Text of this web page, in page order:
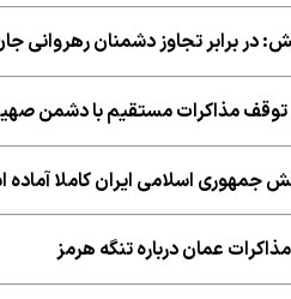
در برابر تجاوز دشمنان رهروانی
توقف مذاکرات مستقیم با دشمن
جمهوری اسلامی ایران کاملا
عمان درباره تنگه هرمز